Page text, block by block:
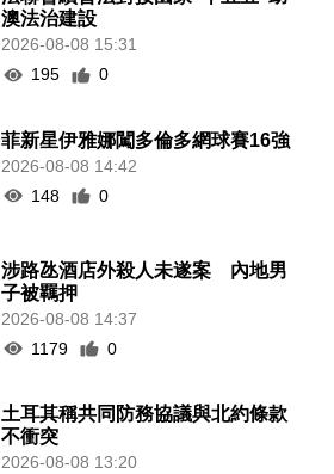
澳法治建設
2026-08-08 15:31
195
0
菲新星伊雅娜闖多倫多網球賽16強
2026-08-08 14:42
148
0
涉路氹酒店外殺人未遂案 內地男
子被羈押
2026-08-08 14:37
1179
0
土耳其稱共同防務協議與北約條款
不衝突
2026-08-08 13:20